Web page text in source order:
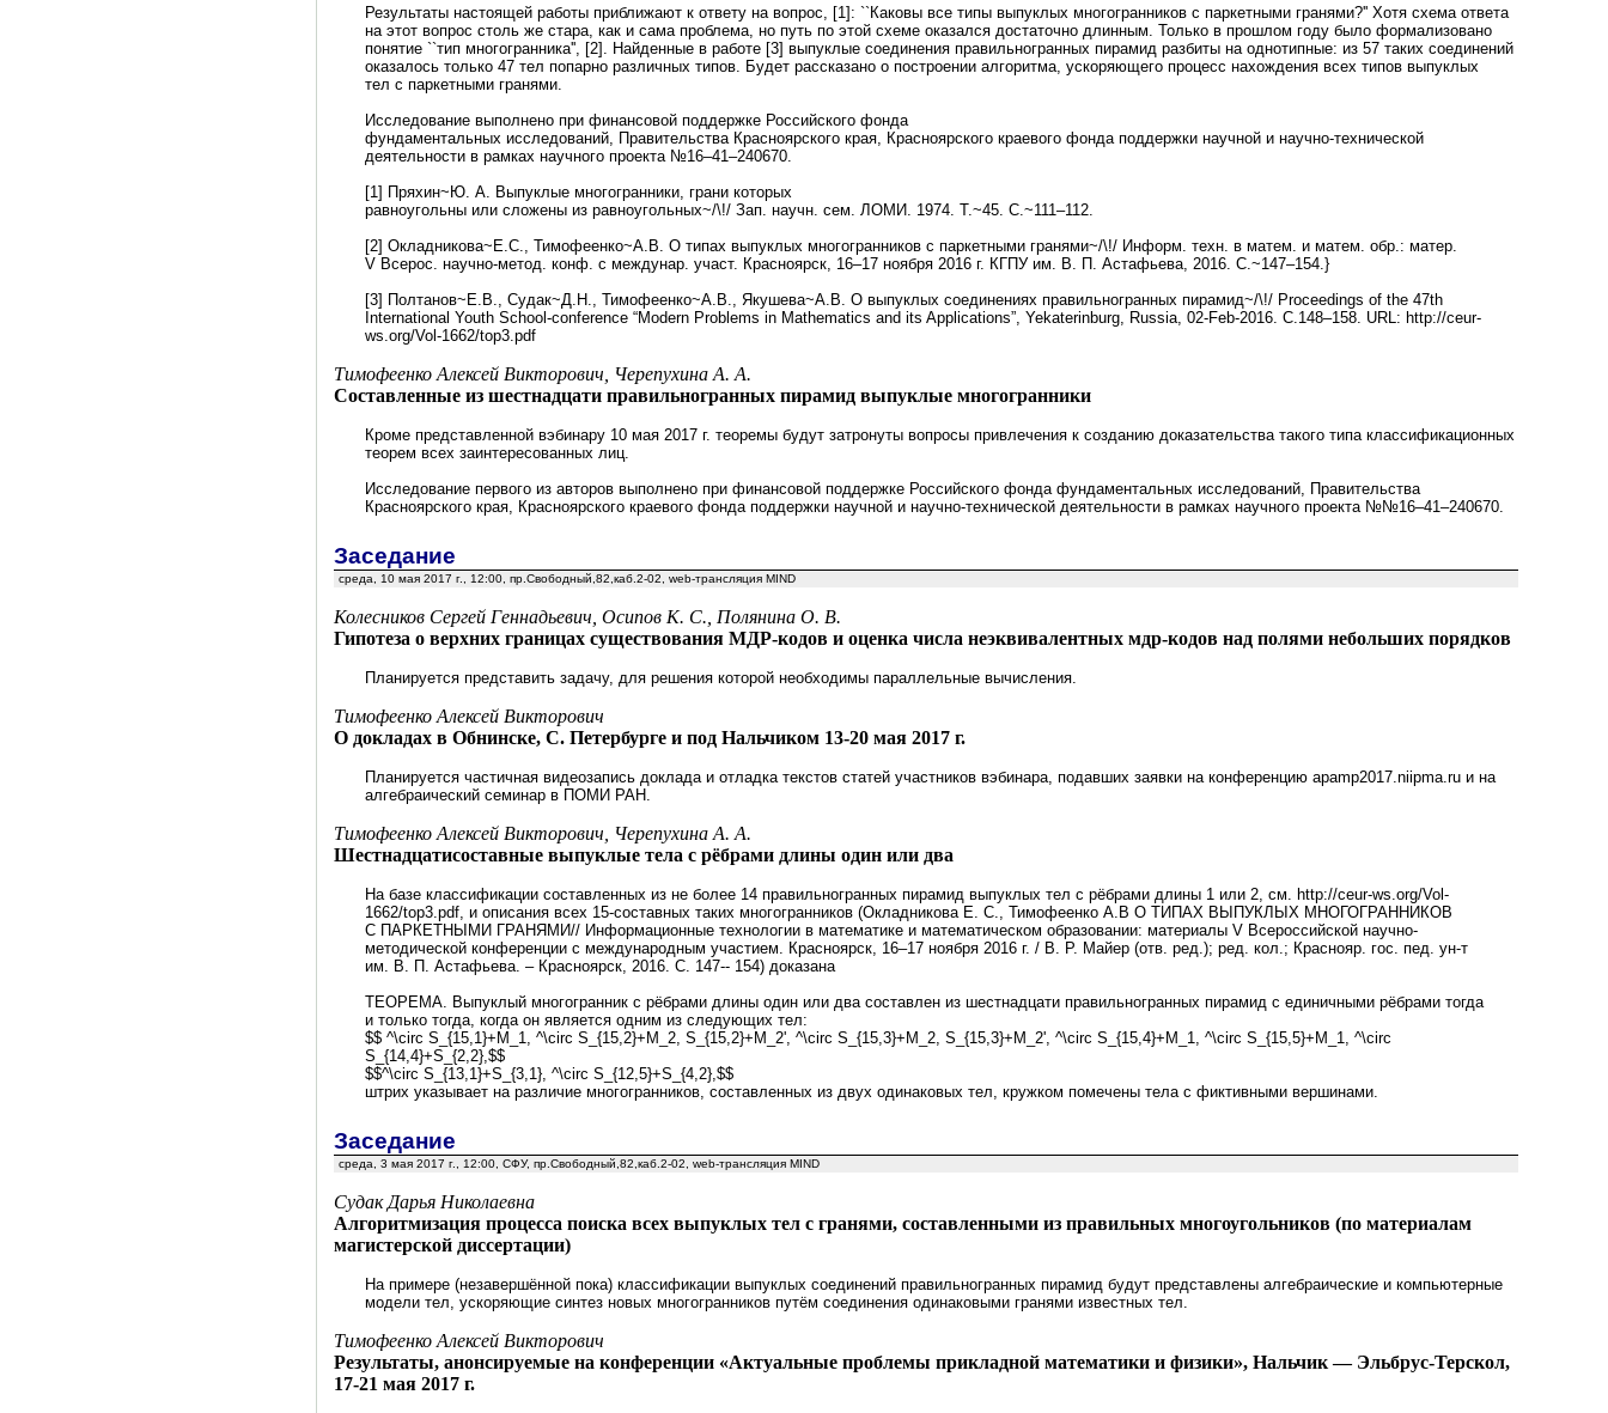
Результаты настоящей работы приближают к ответу на вопрос, [1]: ``Каковы все типы выпуклых многогранников с паркетными гранями?'' Хотя схема ответа
на этот вопрос столь же стара, как и сама проблема, но путь по этой схеме оказался достаточно длинным. Только в прошлом году было формализовано
понятие ``тип многогранника'', [2]. Найденные в работе [3] выпуклые соединения правильногранных пирамид разбиты на однотипные: из 57 таких соединений
оказалось только 47 тел попарно различных типов. Будет рассказано о построении алгоритма, ускоряющего процесс нахождения всех типов выпуклых
тел с паркетными гранями.
Исследование выполнено при финансовой поддержке Российского фонда
фундаментальных исследований, Правительства Красноярского края, Красноярского краевого фонда поддержки научной и научно-технической
деятельности в рамках научного проекта №16–41–240670.
[1] Пряхин~Ю. А. Выпуклые многогранники, грани которых
равноугольны или сложены из равноугольных~/\!/ Зап. научн. сем. ЛОМИ. 1974. Т.~45. С.~111–112.
[2] Окладникова~Е.С., Тимофеенко~А.В. О типах выпуклых многогранников с паркетными гранями~/\!/ Информ. техн. в матем. и матем. обр.: матер.
V Всерос. научно-метод. конф. с междунар. участ. Красноярск, 16–17 ноября 2016 г. КГПУ им. В. П. Астафьева, 2016. C.~147–154.}
[3] Полтанов~Е.В., Судак~Д.Н., Тимофеенко~А.В., Якушева~А.В. О выпуклыx соединенияx правильногранных пирамид~/\!/ Proceedings of the 47th
International Youth School-conference “Modern Problems in Mathematics and its Applications”, Yekaterinburg, Russia, 02-Feb-2016. С.148–158. URL: http://ceur-
ws.org/Vol-1662/top3.pdf
Тимофеенко Алексей Викторович, Черепухина А. А.
Составленные из шестнадцати правильногранных пирамид выпуклые многогранники
Кроме представленной вэбинару 10 мая 2017 г. теоремы будут затронуты вопросы привлечения к созданию доказательства такого типа классификационных
теорем всех заинтересованных лиц.
Исследование первого из авторов выполнено при финансовой поддержке Российского фонда фундаментальных исследований, Правительства
Красноярского края, Красноярского краевого фонда поддержки научной и научно-технической деятельности в рамках научного проекта №№16–41–240670.
Заседание
среда, 10 мая 2017 г., 12:00, пр.Свободный,82,каб.2-02, web-трансляция MIND
Колесников Сергей Геннадьевич, Осипов К. С., Полянина О. В.
Гипотеза о верхних границах существования МДР-кодов и оценка числа неэквивалентных мдр-кодов над полями небольших порядков
Планируется представить задачу, для решения которой необходимы параллельные вычисления.
Тимофеенко Алексей Викторович
О докладах в Обнинске, С. Петербурге и под Нальчиком 13-20 мая 2017 г.
Планируется частичная видеозапись доклада и отладка текстов статей участников вэбинара, подавших заявки на конференцию apamp2017.niipma.ru и на
алгебраический семинар в ПОМИ РАН.
Тимофеенко Алексей Викторович, Черепухина А. А.
Шестнадцатисоставные выпуклые тела с рёбрами длины один или два
На базе классификации составленных из не более 14 правильногранных пирамид выпуклых тел с рёбрами длины 1 или 2, см. http://ceur-ws.org/Vol-
1662/top3.pdf, и описания всех 15-составных таких многогранников (Окладникова Е. С., Тимофеенко А.В О ТИПАХ ВЫПУКЛЫХ МНОГОГРАННИКОВ
C ПАРКЕТНЫМИ ГРАНЯМИ// Информационные технологии в математике и математическом образовании: материалы V Всероссийской научно-
методической конференции с международным участием. Красноярск, 16–17 ноября 2016 г. / В. Р. Майер (отв. ред.); ред. кол.; Краснояр. гос. пед. ун-т
им. В. П. Астафьева. – Красноярск, 2016. C. 147-- 154) доказана
ТЕОРЕМА. Выпуклый многогранник с рёбрами длины один или два составлен из шестнадцати правильногранных пирамид с единичными рёбрами тогда
и только тогда, когда он является одним из следующих тел:
$$ ^\circ S_{15,1}+M_1, ^\circ S_{15,2}+M_2, S_{15,2}+M_2', ^\circ S_{15,3}+M_2, S_{15,3}+M_2', ^\circ S_{15,4}+M_1, ^\circ S_{15,5}+M_1, ^\circ
S_{14,4}+S_{2,2},$$
$$^\circ S_{13,1}+S_{3,1}, ^\circ S_{12,5}+S_{4,2},$$
штрих указывает на различие многогранников, составленных из двух одинаковых тел, кружком помечены тела с фиктивными вершинами.
Заседание
среда, 3 мая 2017 г., 12:00, СФУ, пр.Свободный,82,каб.2-02, web-трансляция MIND
Судак Дарья Николаевна
Алгоритмизация процесса поиска всех выпуклых тел с гранями, составленными из правильных многоугольников (по материалам
магистерской диссертации)
На примере (незавершённой пока) классификации выпуклых соединений правильногранных пирамид будут представлены алгебраические и компьютерные
модели тел, ускоряющие синтез новых многогранников путём соединения одинаковыми гранями известных тел.
Тимофеенко Алексей Викторович
Результаты, анонсируемые на конференции «Актуальные проблемы прикладной математики и физики», Нальчик — Эльбрус-Терскол,
17-21 мая 2017 г.